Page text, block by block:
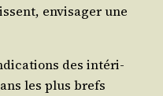
envi­sa­ger une
des inté­ri­
les plus brefs